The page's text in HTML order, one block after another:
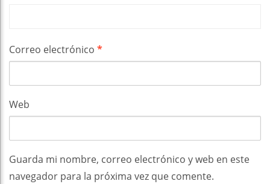
Correo electrónico *
Web
Guarda mi nombre, correo electrónico y web en este
navegador para la próxima vez que comente.